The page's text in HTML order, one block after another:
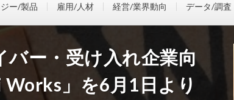
ー/製品 雇用/人材 経営/業界動向 データ/調査
バー・受け入れ企業向
」を6月1日より